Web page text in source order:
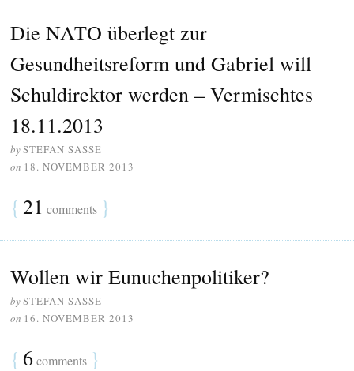
Die NATO überlegt zur
Gesundheitsreform und Gabriel will
Schuldirektor werden – Vermischtes
18.11.2013
bySTEFAN SASSE
on 18. NOVEMBER 2013
{ 21 comments }
Wollen wir Eunuchenpolitiker?
bySTEFAN SASSE
on 16. NOVEMBER 2013
{ 6 comments }